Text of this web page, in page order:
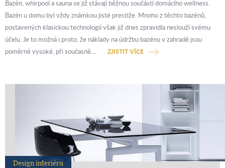
Bazén, whirpool a sauna se již stávají běžnou součástí domácího wellness.
Bazén u domu byl vždy známkou jisté prestiže. Mnoho z těchto bazénů,
postavených klasickou technologií však již dnes zpravidla neslouží svému
účelu. Je to možná i proto, že náklady na údržbu bazénu v zahradě jsou
poměrně vysoké, při současně…
ZJISTIT VÍCE
Design interiéru